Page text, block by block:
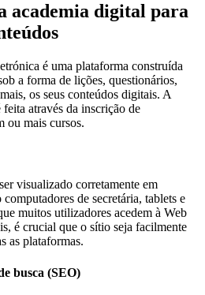
academia digital para
é uma plataforma construída
a forma de lições, questionários,
os seus conteúdos digitais. A
através da inscrição de
ou mais cursos.
visualizado corretamente em
de secretária, tablets e
muitos utilizadores acedem à Web
é crucial que o sítio seja facilmente
as plataformas.
busca (SEO)